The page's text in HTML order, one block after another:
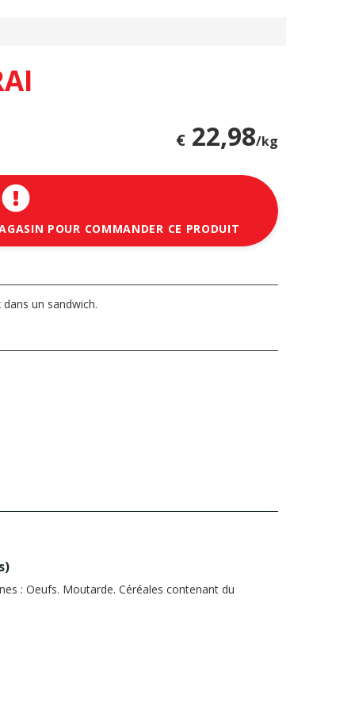
€ 22,98/kg
POUR COMMANDER CE PRODUIT
un sandwich.
)
: Oeufs. Moutarde. Céréales contenant du